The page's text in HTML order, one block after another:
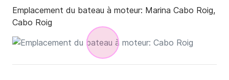
Emplacement du bateau à moteur: Marina Cabo Roig,
Cabo Roig